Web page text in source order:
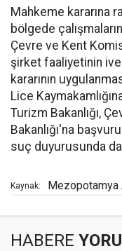
Mahkeme kararına
bölgede
Çevre ve Kent
şirket faaliyetinin
kararının
Lice
Turizm Bakanlığı,
Bakanlığı'na
suç duyurusunda
Kaynak: Mezopotamya
HABERE